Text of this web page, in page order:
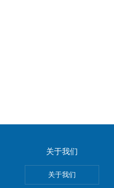
关于我们
关于我们